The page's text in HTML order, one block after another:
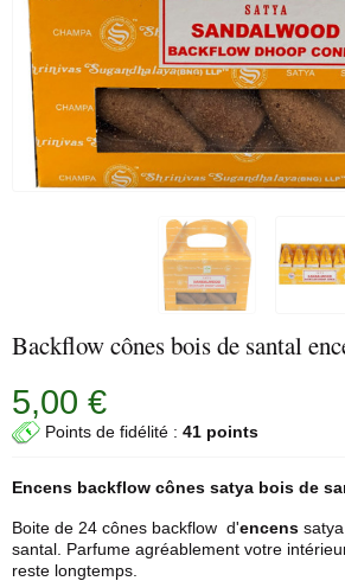
Backflow cônes bois de santal
5,00 €
Points de fidélité : 41 points
Encens backflow cônes satya bois de
Boite de 24 cônes backflow d'encens
santal. Parfume agréablement votre
reste longtemps.